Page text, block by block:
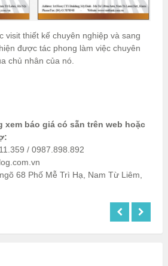
visit thiết kế chuyên nghiệp và sang
được tác phong làm việc chuyên
chủ nhân của nó.
xem báo giá có sẵn trên web hoặc
/ 0987.898.892
68 Phố Mễ Trì Hạ, Nam Từ Liêm,